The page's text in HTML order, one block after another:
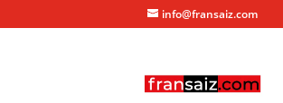
info@fransaiz.com